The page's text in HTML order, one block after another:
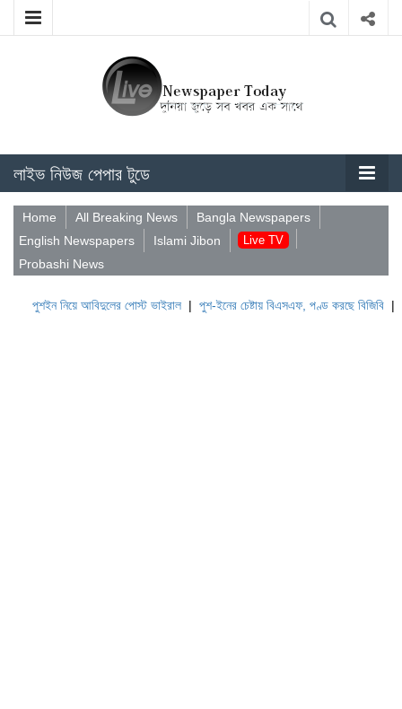
লাইভ নিউজ পেপার টুডে
Home All Breaking News
Bangla Newspapers
English Newspapers
Islami Jibon Live TV
Probashi News
নিয়ে আবিদুলের পোস্ট ভাইরাল| পুশ-ইনের চেষ্টায় বিএসএফ, পণ্ড করছে বিজিবি|লেবাননের